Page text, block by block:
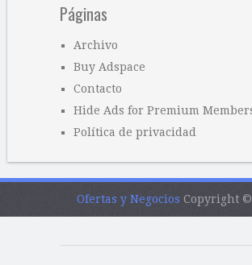
Páginas
Archivo
Buy Adspace
Contacto
Hide Ads for Premium
Política de privacidad
Ofertas y Negocios Copyright ©